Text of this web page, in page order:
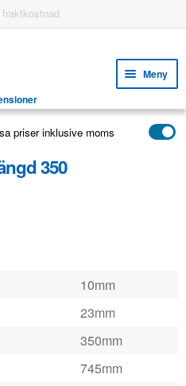
fraktkostnad
Meny
priser inklusive moms
350
10mm
23mm
350mm
745mm